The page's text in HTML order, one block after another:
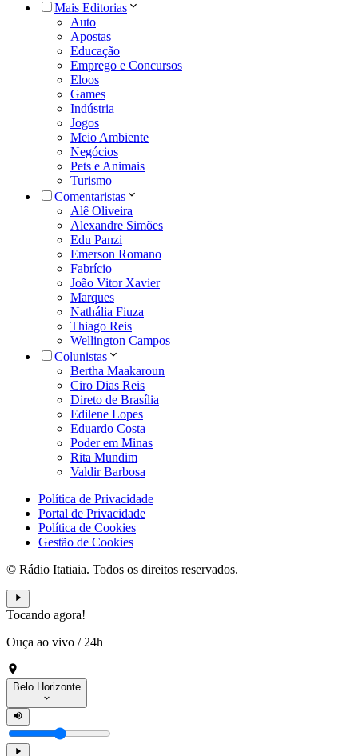
Mais Editorias
Auto
Apostas
Educação
Emprego e Concursos
Eloos
Games
Indústria
Jogos
Meio Ambiente
Negócios
Pets e Animais
Turismo
Comentaristas
Alê Oliveira
Alexandre Simões
Edu Panzi
Emerson Romano
Fabrício
João Vitor Xavier
Marques
Nathália Fiuza
Thiago Reis
Wellington Campos
Colunistas
Bertha Maakaroun
Ciro Dias Reis
Direto de Brasília
Edilene Lopes
Eduardo Costa
Poder em Minas
Rita Mundim
Valdir Barbosa
Política de Privacidade
Portal de Privacidade
Política de Cookies
Gestão de Cookies
© Rádio Itatiaia. Todos os direitos reservados.
Tocando agora!
Ouça ao vivo / 24h
Belo Horizonte